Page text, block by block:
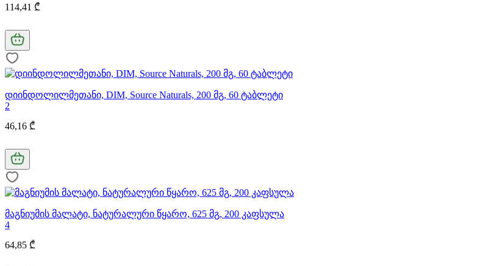
114,41 ₾
დიინდოლილმეთანი, DIM, Source Naturals, 200 მგ, 60 ტაბლეტი
2
46,16 ₾
მაგნიუმის მალატი, ნატურალური წყარო, 625 მგ, 200 კაფსულა
4
64,85 ₾